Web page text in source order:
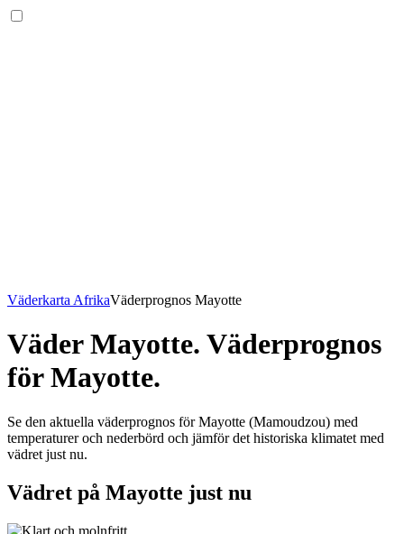
Väderkarta AfrikaVäderprognos Mayotte
Väder Mayotte. Väderprognos
för Mayotte.
Se den aktuella väderprognos för Mayotte (Mamoudzou) med
temperaturer och nederbörd och jämför det historiska klimatet med
vädret just nu.
Vädret på Mayotte just nu